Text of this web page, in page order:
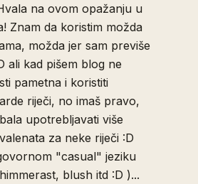
na ovom opažanju u
Znam da koristim možda
možda jer sam previše
ali kad pišem blog ne
pametna i koristiti
riječi, no imaš pravo,
upotrebljavati više
za neke riječi :D
"casual" jeziku
blush itd :D )...